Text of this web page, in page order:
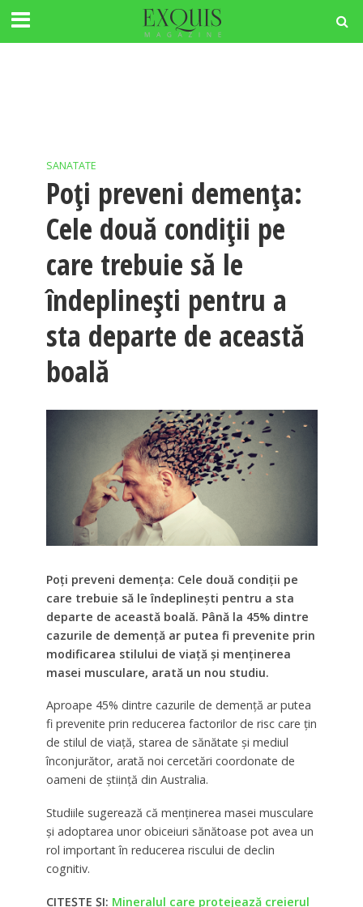
SANATATE
Poți preveni demența:
Cele două condiții pe
care trebuie să le
îndeplinești pentru a
sta departe de această
boală
Poți preveni demența: Cele două condiții pe
care trebuie să le îndeplinești pentru a sta
departe de această boală. Până la 45% dintre
cazurile de demență ar putea fi prevenite prin
modificarea stilului de viață și menținerea
masei musculare, arată un nou studiu.
Aproape 45% dintre cazurile de demență ar putea
fi prevenite prin reducerea factorilor de risc care țin
de stilul de viață, starea de sănătate și mediul
înconjurător, arată noi cercetări coordonate de
oameni de știință din Australia.
Studiile sugerează că menținerea masei musculare
și adoptarea unor obiceiuri sănătoase pot avea un
rol important în reducerea riscului de declin
cognitiv.
CITEȘTE ȘI: Mineralul care protejează creierul